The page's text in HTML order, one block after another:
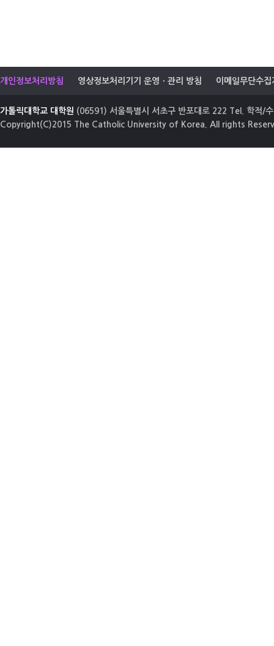
개인정보처리방침 영상정보처리기기 운영ㆍ관리 방침 이메일무단수집
가톨릭대학교 대학원 (06591) 서울특별시 서초구 반포대로 222 Tel. 학적/
Copyright(C)2015 The Catholic University of Korea. All rights